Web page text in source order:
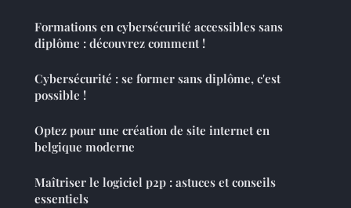
Formations en cybersécurité accessibles sans
diplôme : découvrez comment !
Cybersécurité : se former sans diplôme, c'est
possible !
Optez pour une création de site internet en
belgique moderne
Maîtriser le logiciel p2p : astuces et conseils
essentiels